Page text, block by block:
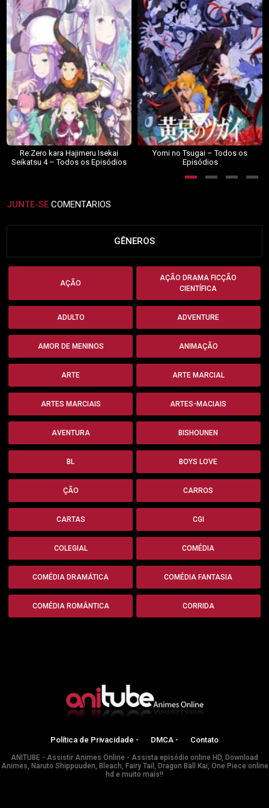
Re:Zero kara Hajimeru Isekai
Seikatsu 4 – Todos os Episódios
Yomi no Tsugai – Todos os
Episódios
JUNTE-SE COMENTARIOS
GÊNEROS
AÇÃO
AÇÃO DRAMA FICÇÃO
CIENTÍFICA
ADULTO ADVENTURE
AMOR DE MENINOS ANIMAÇÃO
ARTE ARTE MARCIAL
ARTES MARCIAIS ARTES-MACIAIS
AVENTURA BISHOUNEN
BL BOYS LOVE
ÇÃO CARROS
CARTAS CGI
COLEGIAL COMÉDIA
COMÉDIA DRAMÁTICA COMÉDIA FANTASIA
COMÉDIA ROMÂNTICA CORRIDA
Política de Privacidade - DMCA - Contato
ANITUBE - Assistir Animes Online - Assista episódio online HD, Download
Animes, Naruto Shippuuden, Bleach, Fairy Tail, Dragon Ball Kai, One Piece online
hd e muito mais!!